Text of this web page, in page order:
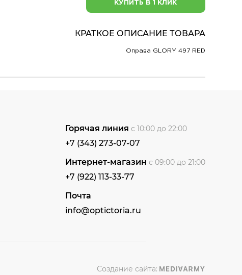
КУПИТЬ В 1 КЛИК
КРАТКОЕ ОПИСАНИЕ ТОВАРА
Оправа GLORY 497 RED
Горячая линия с 10:00 до 22:00
+7 (343) 273-07-07
Интернет-магазин с 09:00 до 21:00
+7 (922) 113-33-77
Почта
info@optictoria.ru
Создание сайта: